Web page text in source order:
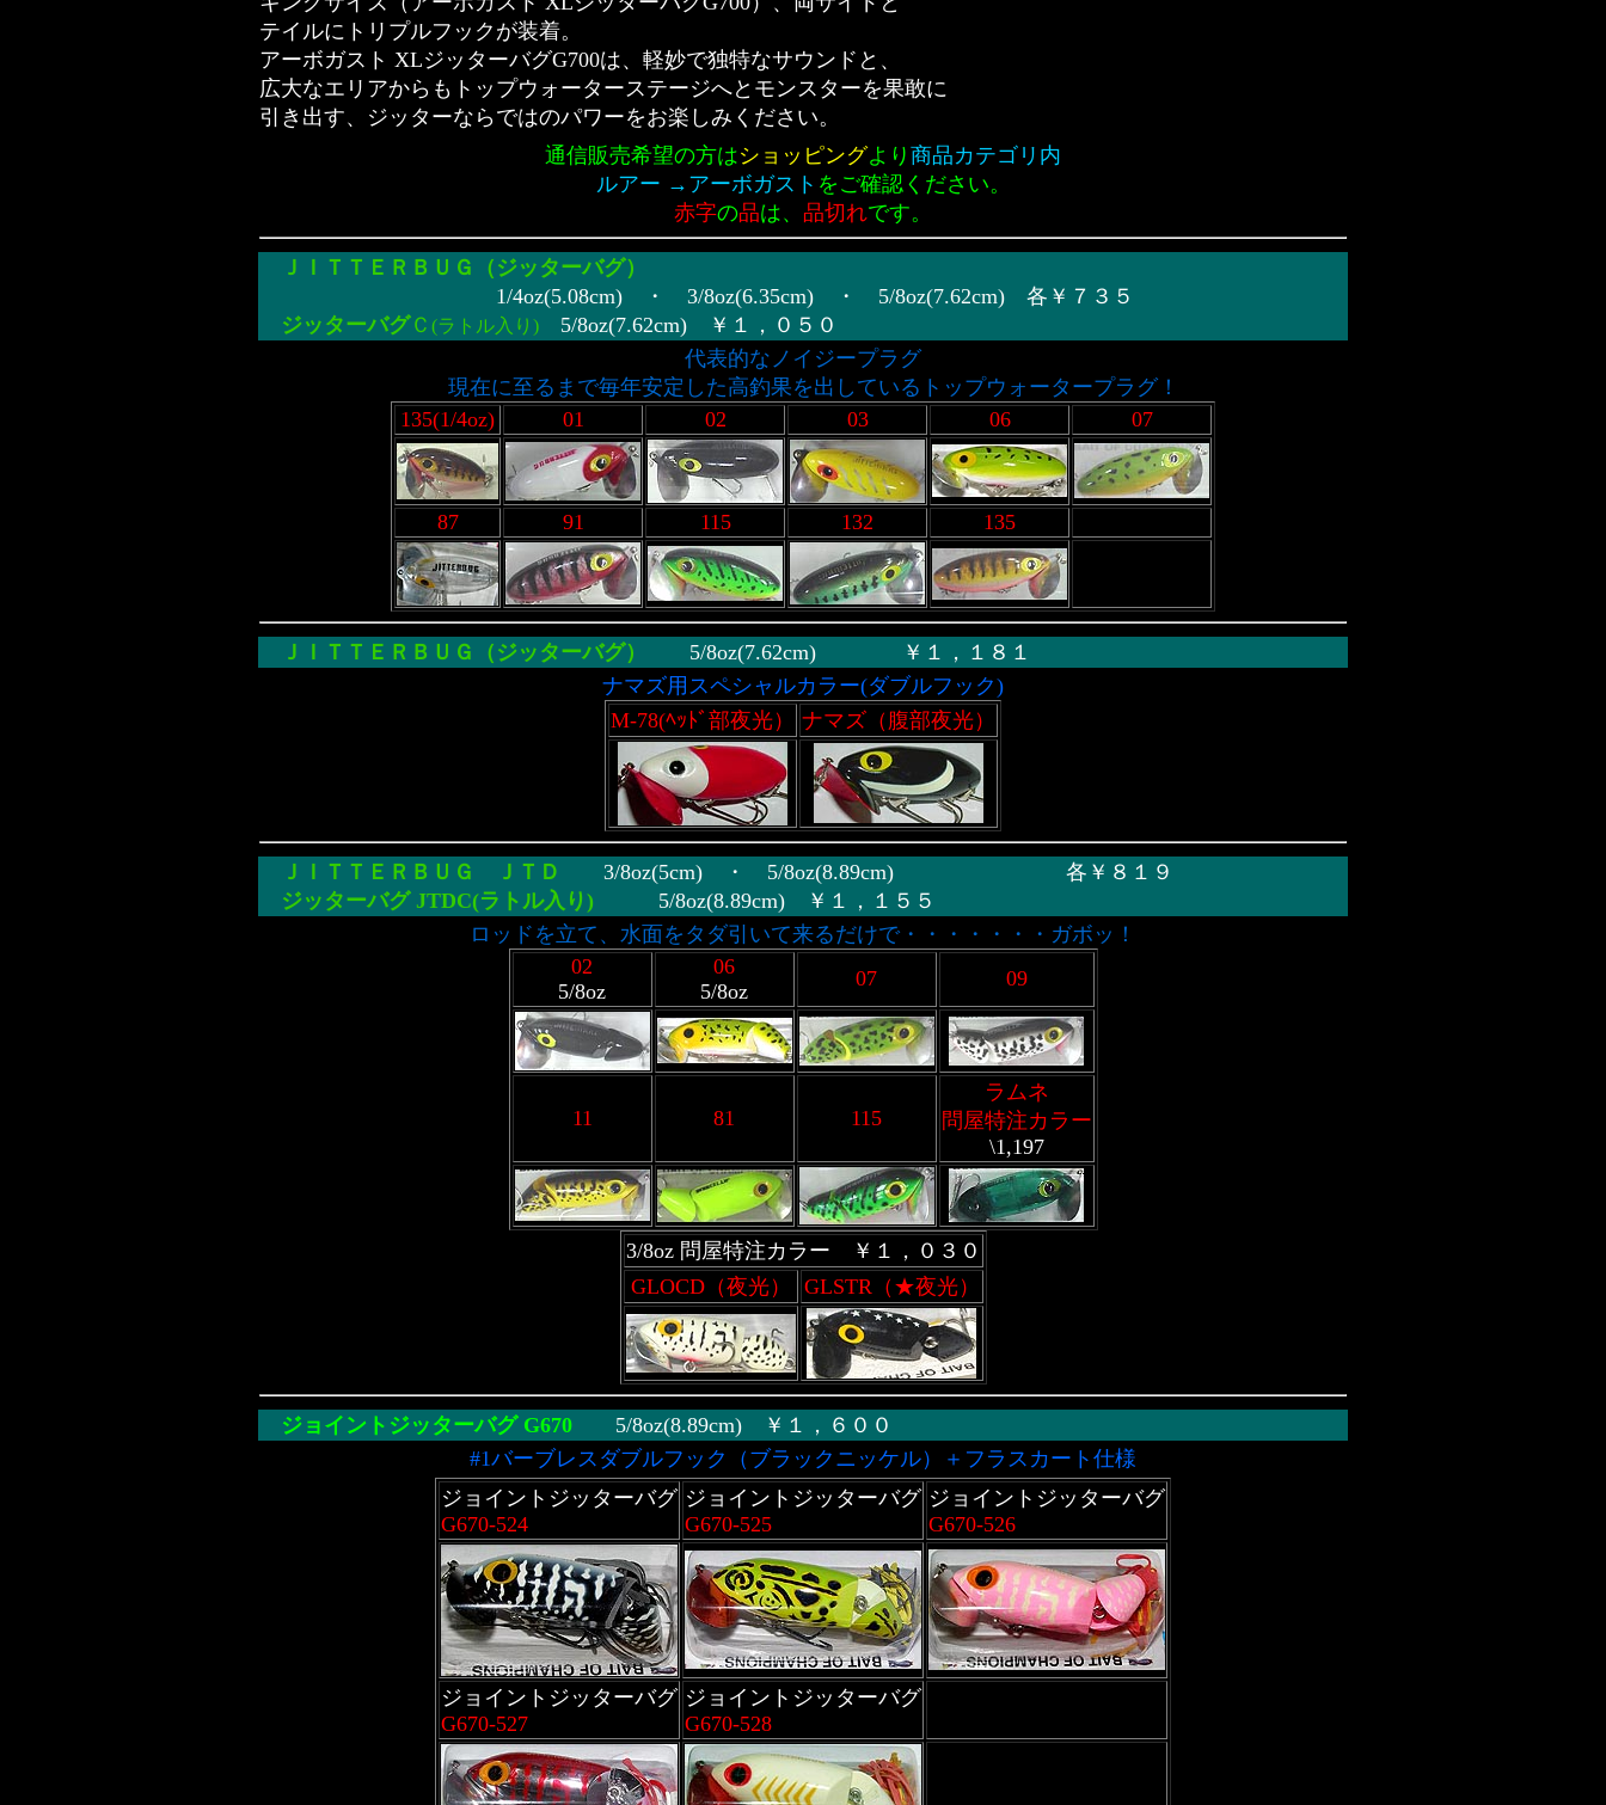
テイルにトリプルフックが装着。
アーボガスト XLジッターバグG700は、軽妙で独特なサウンドと、
広大なエリアからもトップウォーターステージへとモンスターを果敢に
引き出す、ジッターならではのパワーをお楽しみください。
通信販売希望の方はショッピングより 商品カテゴリ内
ルアー →アーボガスト をご確認ください。
赤字の品は、 品切れです。
ＪＩＴＴＥＲＢＵＧ（ ジッターバグ）
1/4oz(5.08cm) ・ 3/8oz(6.35cm) ・ 5/8oz(7.62cm) 各￥７３５
ジッターバグＣ (ラトル入り) 5/8oz(7.62cm) ￥１，０５０
代表的なノイジープラグ
現在に至るまで毎年安定した高釣果を出しているトップウォータープラグ！
135(1/4oz)
01 02 03 06 07
87 91 115 132 135
ＪＩＴＴＥＲＢＵＧ（ジッターバグ）
5/8oz(7.62cm) ￥１，１８１
ナマズ用スペシャルカラー(ダブルフック)
M-78(ﾍｯﾄﾞ部夜光）
ナマズ（腹部夜光）
ＪＩＴＴＥＲＢＵＧ ＪＴＤ
3/8oz(5cm) ・ 5/8oz(8.89cm) 各￥８１９
ジッターバグ JTDC(ラトル入り) 5/8oz(8.89cm) ￥１，１５５
ロッドを立て、水面をタダ引いて来るだけで・・・・・・・ガボッ！
02
5/8oz
06
5/8oz
07 09
11 81 115
ラムネ
問屋特注カラー
\1,197
3/8oz 問屋特注カラー ￥１，０３０
GLOCD（夜光）
GLSTR（★夜光）
ジョイントジッターバグ G670 5/8oz(8.89cm) ￥１，６００
#1バーブレスダブルフック（ブラックニッケル）＋フラスカート仕様
ジョイントジッターバグ
G670-524
ジョイントジッターバグ
G670-525
ジョイントジッターバグ
G670-526
ジョイントジッターバグ
G670-527
ジョイントジッターバグ
G670-528